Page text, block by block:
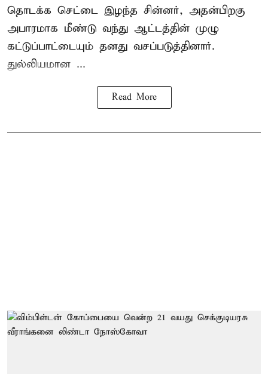
தொடக்க செட்டை இழந்த சின்னர், அதன்பிறகு
அபாரமாக மீண்டு வந்து ஆட்டத்தின் முழு
கட்டுப்பாட்டையும் தனது வசப்படுத்தினார்.
துல்லியமான ...
Read More